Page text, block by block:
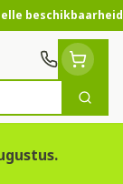
beschikbaarheid
Zoek